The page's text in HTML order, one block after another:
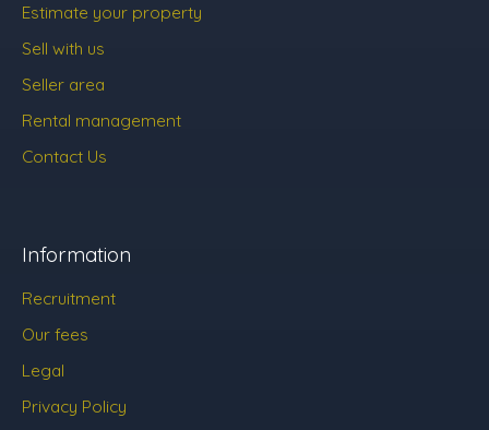
Estimate your property
Sell with us
Seller area
Rental management
Contact Us
Information
Recruitment
Our fees
Legal
Privacy Policy